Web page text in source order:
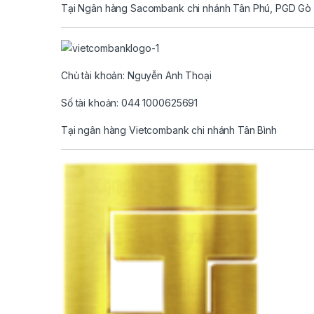
Tại Ngân hàng Sacombank chi nhánh Tân Phú, PGD Gò
Chủ tài khoản: Nguyễn Anh Thoại
Số tài khoản: 044 1000625691
Tại ngân hàng Vietcombank chi nhánh Tân Bình